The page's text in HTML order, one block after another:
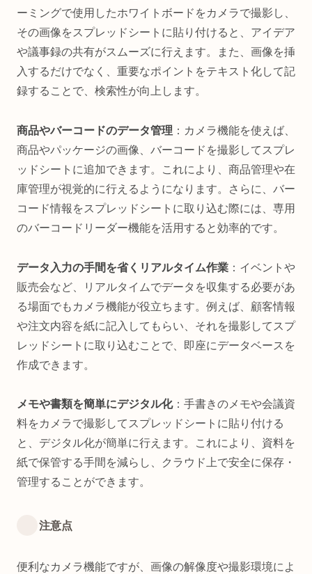
ーミングで使用したホワイトボードをカメラで撮影し、
その画像をスプレッドシートに貼り付けると、アイデア
や議事録の共有がスムーズに行えます。また、画像を挿
入するだけでなく、重要なポイントをテキスト化して記
録することで、検索性が向上します。
商品やバーコードのデータ管理 ：カメラ機能を使えば、
商品やパッケージの画像、バーコードを撮影してスプレ
ッドシートに追加できます。これにより、商品管理や在
庫管理が視覚的に行えるようになります。さらに、バー
コード情報をスプレッドシートに取り込む際には、専用
のバーコードリーダー機能を活用すると効率的です。
データ入力の手間を省くリアルタイム作業 ：イベントや
販売会など、リアルタイムでデータを収集する必要があ
る場面でもカメラ機能が役立ちます。例えば、顧客情報
や注文内容を紙に記入してもらい、それを撮影してスプ
レッドシートに取り込むことで、即座にデータベースを
作成できます。
メモや書類を簡単にデジタル化：手書きのメモや会議資
料をカメラで撮影してスプレッドシートに貼り付ける
と、デジタル化が簡単に行えます。これにより、資料を
紙で保管する手間を減らし、クラウド上で安全に保存・
管理することができます。
注意点
便利なカメラ機能ですが、画像の解像度や撮影環境によ